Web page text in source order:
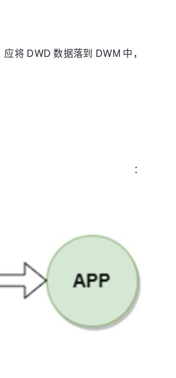
将 DWD 数据落到 DWM 中，